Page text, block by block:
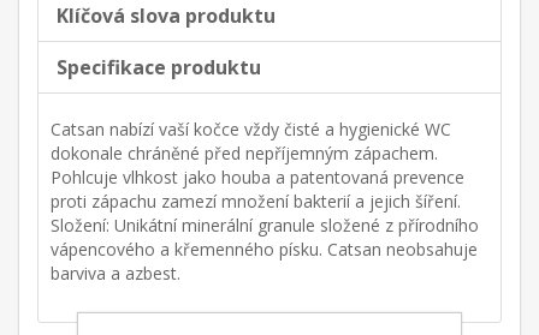
Klíčová slova produktu
Specifikace produktu
Catsan nabízí vaší kočce vždy čisté a hygienické WC
dokonale chráněné před nepříjemným zápachem.
Pohlcuje vlhkost jako houba a patentovaná prevence
proti zápachu zamezí množení bakterií a jejich šíření.
Složení: Unikátní minerální granule složené z přírodního
vápencového a křemenného písku. Catsan neobsahuje
barviva a azbest.